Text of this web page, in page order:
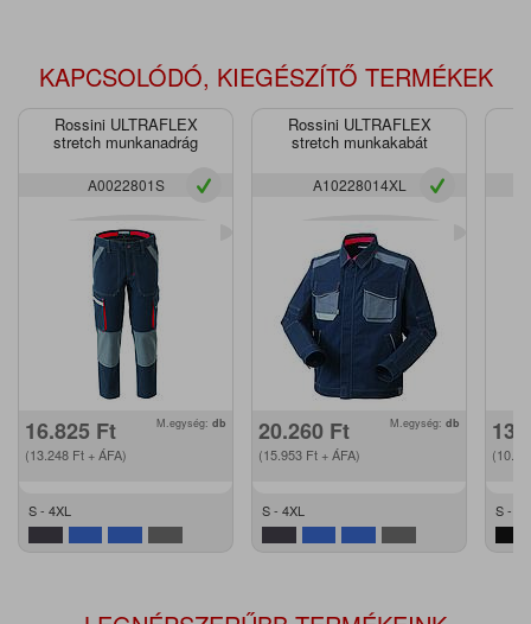
KAPCSOLÓDÓ, KIEGÉSZÍTŐ TERMÉKEK
Rossini ULTRAFLEX
stretch munkanadrág
A0022801S
16.825 Ft
(13.248 Ft + ÁFA)
M.egység: db
S - 4XL
Rossini ULTRAFLEX
stretch munkakabát
A10228014XL
20.260 Ft
(15.953 Ft + ÁFA)
M.egység: db
S - 4XL S -